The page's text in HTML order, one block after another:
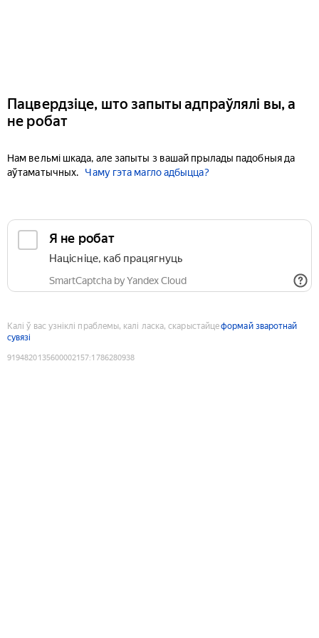
Пацвердзіце, што запыты адпраўлялі вы, а
не робат
Нам вельмі шкада, але запыты з вашай прылады падобныя да
аўтаматычных.
Чаму гэта магло адбыцца?
Я не робат
Націсніце, каб працягнуць
SmartCaptcha by Yandex Cloud
Калі ў вас узніклі праблемы, калі ласка, скарыстайцеформай зваротнай
сувязі
9194820135600002157:1786280938